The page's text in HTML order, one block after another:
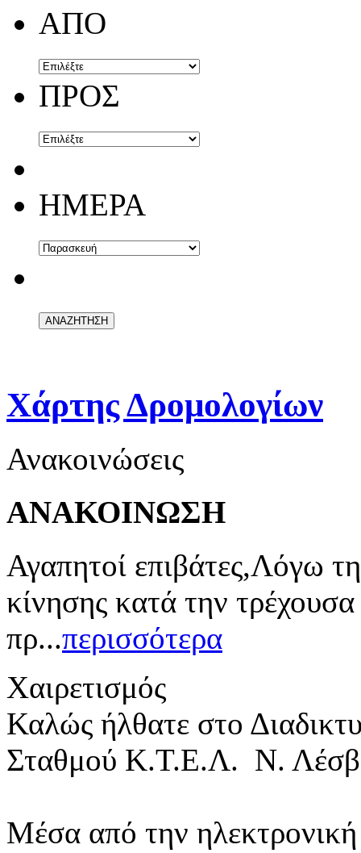
ΑΠΟ
ΠΡΟΣ
ΗΜΕΡΑ
Χάρτης Δρομολογίων
Ανακοινώσεις
ΑΝΑΚΟΙΝΩΣΗ
Αγαπητοί επιβάτες,Λόγω
κίνησης κατά την
πρ...περισσότερα
Χαιρετισμός
Καλώς ήλθατε στο
Σταθμού Κ.Τ.Ε.Λ. Ν.
Μέσα από την ηλεκτρονική